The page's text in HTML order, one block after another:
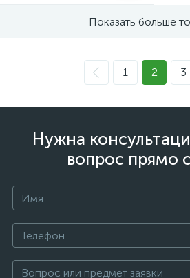
Показать больше
1 2 3
Нужна
вопрос прямо